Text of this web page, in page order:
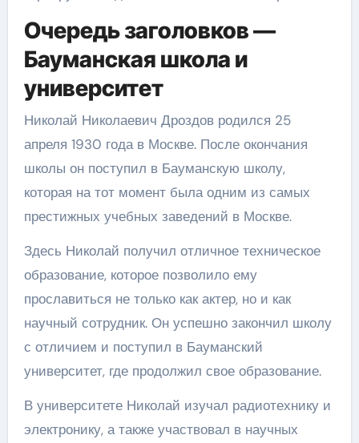
Очередь заголовков —
Бауманская школа и
университет
Николай Николаевич Дроздов родился 25
апреля 1930 года в Москве. После окончания
школы он поступил в Бауманскую школу,
которая на тот момент была одним из самых
престижных учебных заведений в Москве.
Здесь Николай получил отличное техническое
образование, которое позволило ему
прославиться не только как актер, но и как
научный сотрудник. Он успешно закончил школу
с отличием и поступил в Бауманский
университет, где продолжил свое образование.
В университете Николай изучал радиотехнику и
электронику, а также участвовал в научных